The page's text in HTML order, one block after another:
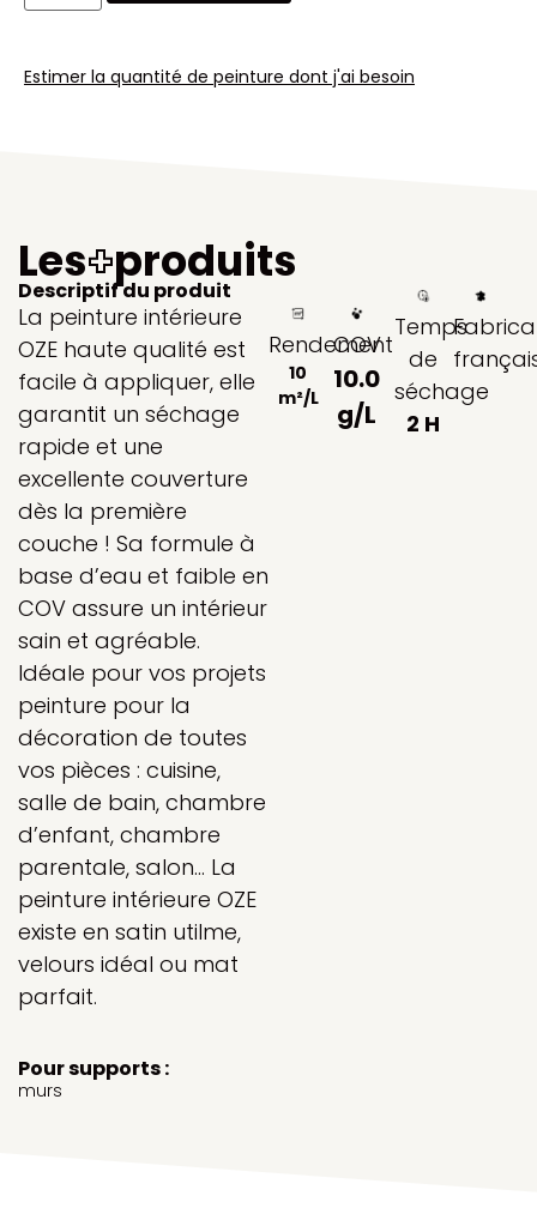
Estimer la quantité de peinture dont j'ai besoin
Les+produits
Descriptif du produit
La peinture intérieure
OZE haute qualité est
facile à appliquer, elle
garantit un séchage
rapide et une
excellente couverture
dès la première
couche ! Sa formule à
base d’eau et faible en
COV assure un intérieur
sain et agréable.
Idéale pour vos projets
peinture pour la
décoration de toutes
vos pièces : cuisine,
salle de bain, chambre
d’enfant, chambre
parentale, salon… La
peinture intérieure OZE
existe en satin utilme,
velours idéal ou mat
parfait.
Pour supports :
murs
Rendement
10
m²/L
COV
10.0
g/L
Temps
de
séchage
2 H